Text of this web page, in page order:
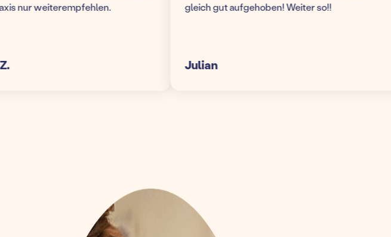
nur weiterempfehlen.
gleich gut aufgehoben! Weiter so!!
Julian